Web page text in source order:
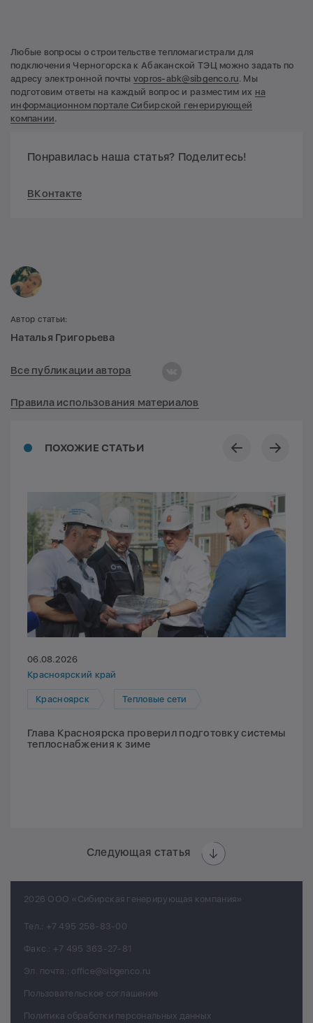
Любые вопросы о строительстве тепломагистрали для
подключения Черногорска к Абаканской ТЭЦ можно задать по
адресу электронной почты vopros-abk@sibgenco.ru. Мы
подготовим ответы на каждый вопрос и разместим их на
информационном портале Сибирской генерирующей
компании.
Понравилась наша статья? Поделитесь!
ВКонтакте
ПОХОЖИЕ СТАТЬИ
06.08.2026
Красноярский край
Красноярск Тепловые сети
Глава Красноярска проверил подготовку системы
теплоснабжения к зиме
Следующая статья
Автор статьи:
Наталья Григорьева
Все публикации автора
Правила использования материалов
2026 ООО «Сибирская генерирующая компания»
Тел.: +7 495 258-83-00
Факс.: +7 495 363-27-81
Эл. почта.: office@sibgenco.ru
Пользовательское соглашение
Политика обработки персональных данных